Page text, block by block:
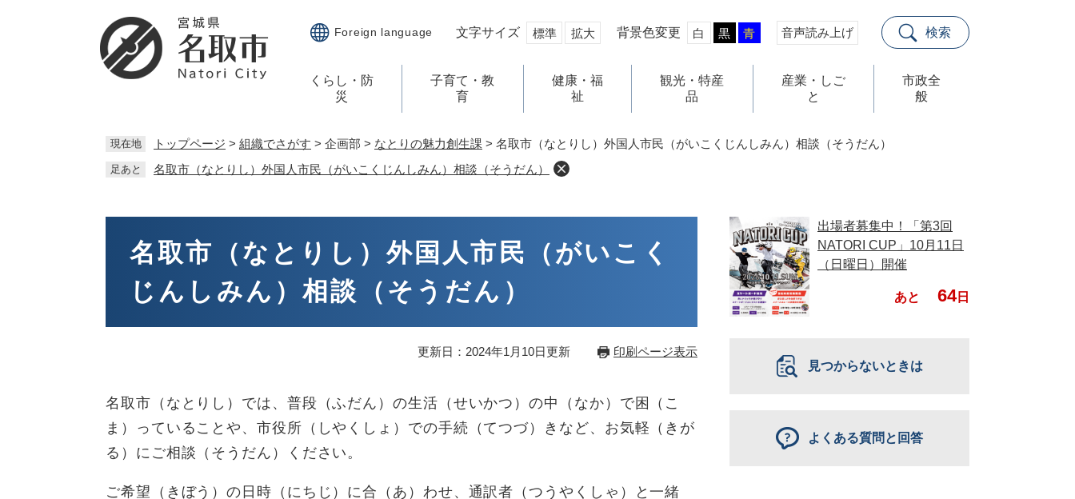
Foreign language 文字サイズ 標準 拡大 背景色変更 白 黒 青 音声読み上げ 検索
くらし・防
災
子育て・教
育
健康・福
祉
観光・特産
品
産業・しご
と
市政全
般
現在地 トップページ > 組織でさがす > 企画部 > なとりの魅力創生課 > 名取市（なとりし）外国人市民（がいこくじんしみん）相談（そうだん）
足あと 名取市（なとりし）外国人市民（がいこくじんしみん）相談（そうだん）
名取市（なとりし）外国人市民（がいこく
じんしみん）相談（そうだん）
更新日：2024年1月10日更新 印刷ページ表示
名取市（なとりし）では、普段（ふだん）の生活（せいかつ）の中（なか）で困（こ
ま）っていることや、市役所（しやくしょ）での手続（てつづ）きなど、お気軽（きが
る）にご相談（そうだん）ください。
ご希望（きぼう）の日時（にちじ）に合（あ）わせ、通訳者（つうやくしゃ）と一緒
出場者募集中！「第3回
NATORI CUP」10月11日
（日曜日）開催
あと 64日
見つからないときは
よくある質問と回答